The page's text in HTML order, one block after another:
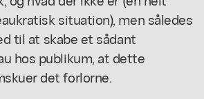
situation), men således
til at skabe et sådant
hos publikum, at dette
det forlorne.